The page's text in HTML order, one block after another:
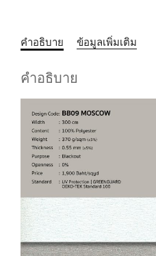
คำอธิบาย ข้อมูลเพิ่มเติม
คำอธิบาย